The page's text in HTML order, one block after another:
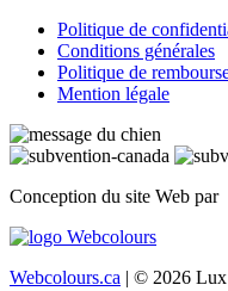
Politique de
Conditions générales
Politique de
Mention légale
Conception du site Web par
Webcolours.ca | © 2026 Lux